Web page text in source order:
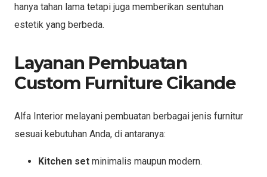
hanya tahan lama tetapi juga memberikan sentuhan
estetik yang berbeda.
Layanan Pembuatan
Custom Furniture Cikande
Alfa Interior melayani pembuatan berbagai jenis furnitur
sesuai kebutuhan Anda, di antaranya:
Kitchen set minimalis maupun modern.